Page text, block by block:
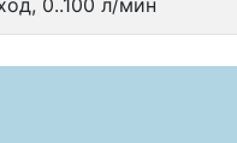
0..100 л/мин